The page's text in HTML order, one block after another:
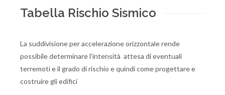
Tabella Rischio Sismico
La suddivisione per accelerazione orizzontale rende
possibile determinare l'intensità attesa di eventuali
terremoti e il grado di rischio e quindi come progettare e
costruire gli edifici